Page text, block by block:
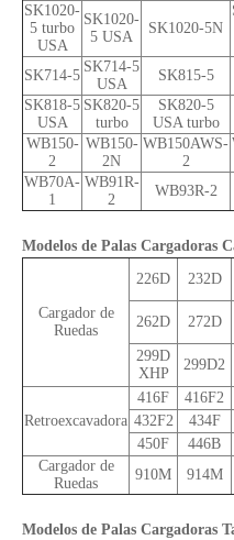
SK1020-
5 turbo
USA
SK1020-
5 USA
SK1020-5N
SK714-5
SK714-5
USA
SK815-5
SK818-5
USA
SK820-5
turbo
SK820-5
USA turbo
WB150-
2
WB150-
2N
WB150AWS-
2
WB70A-
1
WB91R-
2
WB93R-2
Modelos de Palas Cargadoras
Cargador de
Ruedas
226D 232D
262D 272D
299D
XHP
299D2
Retroexcavadora
416F 416F2
432F2
434F
450F
446B
Cargador de
Ruedas
910M 914M
Modelos de Palas Cargadoras